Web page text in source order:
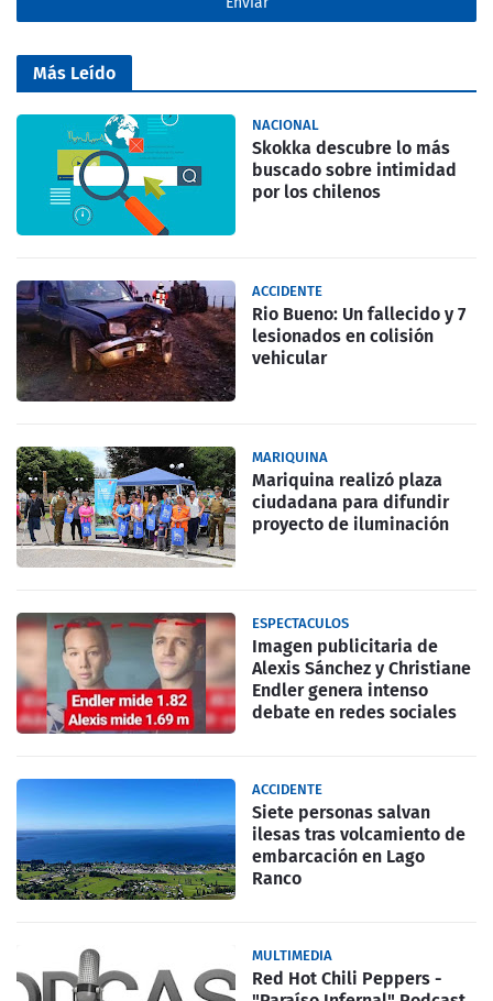
Más Leído
NACIONAL
Skokka descubre lo más
buscado sobre intimidad
por los chilenos
ACCIDENTE
Rio Bueno: Un fallecido y 7
lesionados en colisión
vehicular
MARIQUINA
Mariquina realizó plaza
ciudadana para difundir
proyecto de iluminación
ESPECTACULOS
Imagen publicitaria de
Alexis Sánchez y Christiane
Endler genera intenso
debate en redes sociales
ACCIDENTE
Siete personas salvan
ilesas tras volcamiento de
embarcación en Lago
Ranco
MULTIMEDIA
Red Hot Chili Peppers -